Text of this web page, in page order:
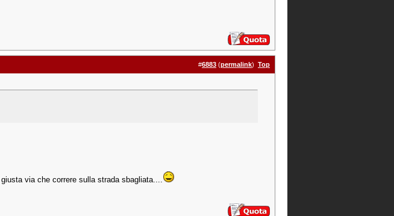
#6883 (permalink) Top
via che correre sulla strada sbagliata....